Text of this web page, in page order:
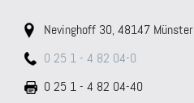
Nevinghoff 30, 48147 Münster
0 25 1 - 4 82 04-0
0 25 1 - 4 82 04-40